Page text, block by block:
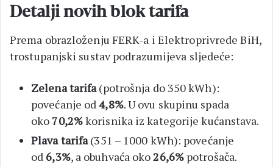
Detalji novih blok tarifa
Prema obrazloženju FERK-a i Elektroprivrede BiH,
trostupanjski sustav podrazumijeva sljedeće:
Zelena tarifa(potrošnja do 350 kWh):
povećanje od4,8%. U ovu skupinu spada
oko 70,2%korisnika iz kategorije kućanstava.
Plava tarifa(351 – 1000 kWh): povećanje
od 6,3%, a obuhvaća oko26,6%potrošača.